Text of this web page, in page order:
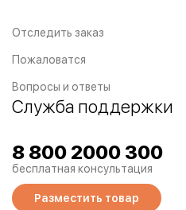
Отследить заказ
Пожаловатся
Вопросы и ответы
Служба поддержки
8 800 2000 300
бесплатная консультация
Разместить товар